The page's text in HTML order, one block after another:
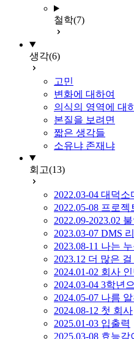
철학(7)
생각(6)
고민
변화에 대하여
의식의 영역에 대
본질을 보려면
짧은 생각들
소유냐 존재냐
회고(13)
2022.03-04 대덕
2022.05-08 프로젝
2022.09-2023.02
2023.03-07 DMS
2023.08-11 나는
2023.12 더 많은
2024.01-02 회사
2024.03-04 3학년
2024.05-07 나름
2024.08-12 첫 회사
2025.01-03 입출력
2025.03-08 효능